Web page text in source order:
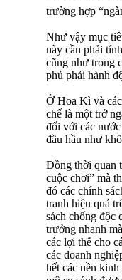
trường hợp
Như vậy mục
này cần phải
cũng như trong
phủ phải hành
Ở Hoa Kì và
chế là một trở
đối với các
đầu hầu như
Đồng thời quan
cuộc chơi” mà
đó các chính
tranh hiệu quả
sách chống độc
trưởng nhanh
các lợi thế cho
các doanh
hết các nền